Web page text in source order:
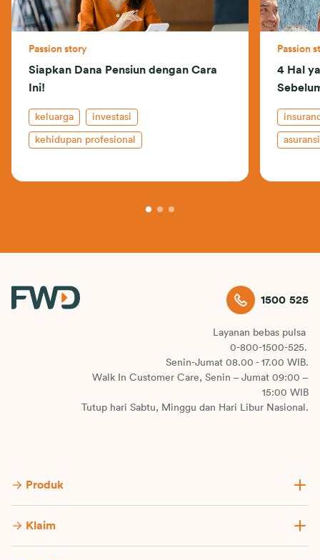
Passion story
Siapkan Dana Pensiun dengan Cara
Ini!
keluarga investasi
kehidupan profesional
Passion
4 Hal
1500 525
Layanan bebas pulsa
0-800-1500-525.
Senin-Jumat 08.00 - 17.00 WIB.
Walk In Customer Care, Senin – Jumat 09:00 –
15:00 WIB
Tutup hari Sabtu, Minggu dan Hari Libur Nasional.
Produk
Klaim